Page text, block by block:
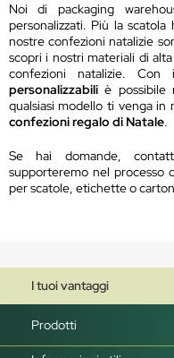
Noi di packaging
personalizzati. Più la
nostre confezioni natalizie
scopri i nostri materiali di
confezioni natalizie.
personalizzabiliè possibile
qualsiasi modello ti venga
confezioni regalo di Natale.
Se hai domande,
supporteremo nel processo
per scatole, etichette o
I tuoi vantaggi
Prodotti